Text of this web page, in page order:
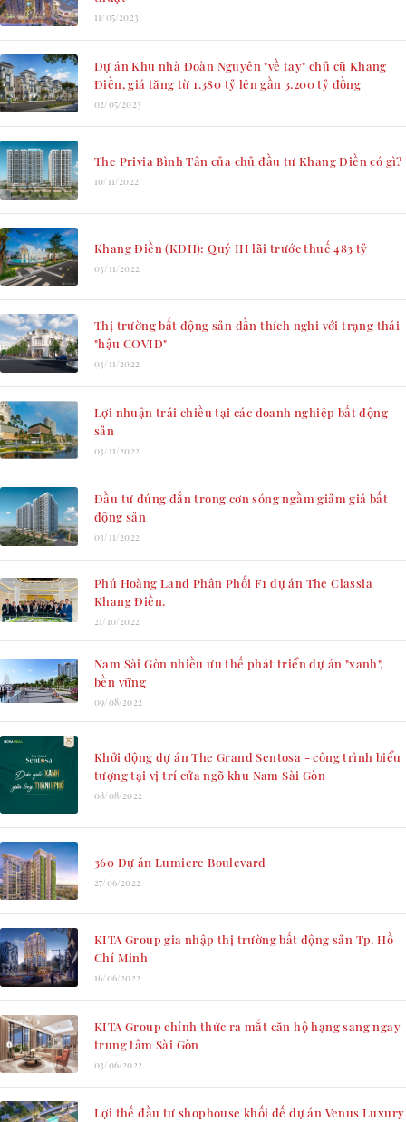
11/05/2023
Dự án Khu nhà Đoàn Nguyên "về tay" chủ cũ Khang
Điền, giá tăng từ 1.380 tỷ lên gần 3.200 tỷ đồng
02/05/2023
The Privia Bình Tân của chủ đầu tư Khang Điền có gì?
10/11/2022
Khang Điền (KDH): Quý III lãi trước thuế 483 tỷ
03/11/2022
Thị trường bất động sản dần thích nghi với trạng thái
"hậu COVID"
03/11/2022
Lợi nhuận trái chiều tại các doanh nghiệp bất động
sản
03/11/2022
Đầu tư đúng đắn trong cơn sóng ngầm giảm giá bất
động sản
03/11/2022
Phú Hoàng Land Phân Phối F1 dự án The Classia
Khang Điền.
21/10/2022
Nam Sài Gòn nhiều ưu thế phát triển dự án "xanh",
bền vững
09/08/2022
Khởi động dự án The Grand Sentosa - công trình biểu
tượng tại vị trí cửa ngõ khu Nam Sài Gòn
08/08/2022
360 Dự án Lumiere Boulevard
27/06/2022
KITA Group gia nhập thị trường bất động sản Tp. Hồ
Chí Minh
16/06/2022
KITA Group chính thức ra mắt căn hộ hạng sang ngay
trung tâm Sài Gòn
03/06/2022
Lợi thế đầu tư shophouse khối đế dự án Venus Luxury